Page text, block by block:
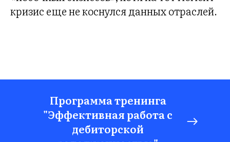
кризис еще не коснулся данных отраслей.
Программа тренинга
"Эффективная работа с
дебиторской